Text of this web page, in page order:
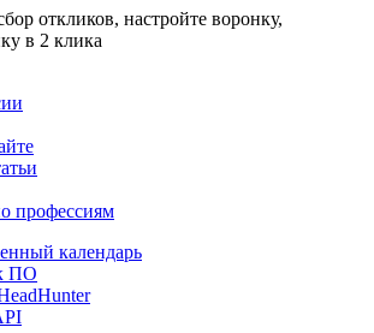
откликов, настройте воронку,
в 2 клика
профессиям
календарь
ПО